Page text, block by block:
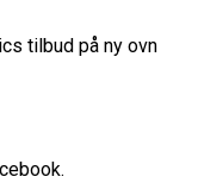
tilbud på ny ovn